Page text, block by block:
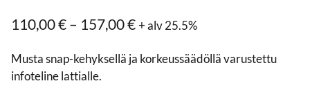
110,00€– 157,00€Hintaluokka:
–
+ alv 25.5%
Musta snap-kehyksellä ja korkeussäädöllä varustettu
infoteline lattialle.